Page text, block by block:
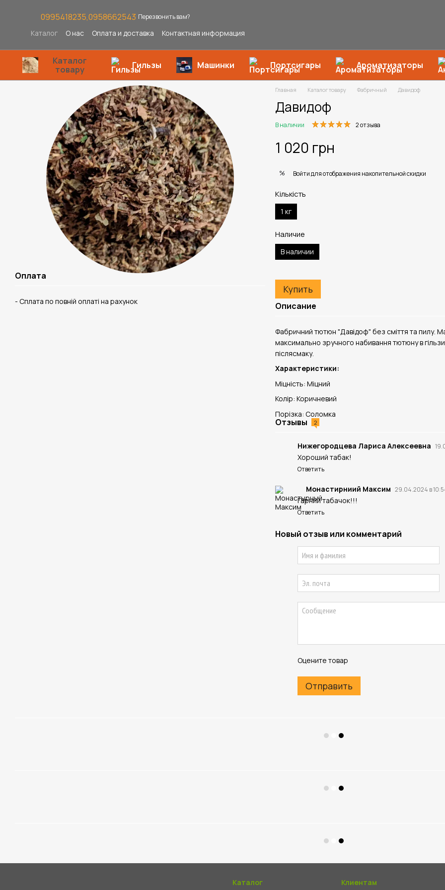
0995418235,0958662543 Перезвонить вам?
Каталог О нас Оплата и доставка Контактная информация
Каталог
товару
Гильзы Машинки Портсигары Ароматизаторы
Оплата
- Сплата по повній оплаті на рахунок
Главная Каталог товару Фабричный Давидоф
Давидоф
В наличии 2 отзыва
1 020 грн
% Войтидля отображения накопительной скидки
Кількість
1 кг
Наличие
В наличии
Купить
Описание
Фабричний тютюн "Давідоф" без сміття та пилу.
максимально зручного набивання тютюну в
післясмаку.
Характеристики:
Міцність: Міцний
Колір: Коричневий
Порізка: Соломка
Отзывы 2
Нижегородцева Лариса Алексеевна
Хороший табак!
Ответить
Монастирниий Максим 29.04.2024 в
Гарний табачок!!!
Ответить
Новый отзыв или комментарий
Оцените товар
Отправить
Каталог Клиентам